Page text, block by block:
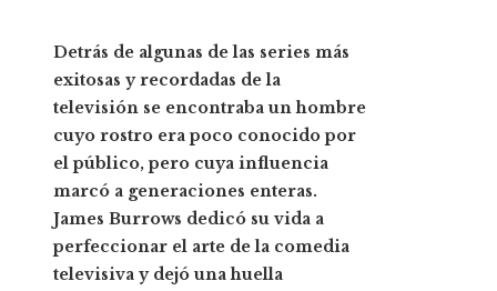
Detrás de algunas de las series más
exitosas y recordadas de la
televisión se encontraba un hombre
cuyo rostro era poco conocido por
el público, pero cuya influencia
marcó a generaciones enteras.
James Burrows dedicó su vida a
perfeccionar el arte de la comedia
televisiva y dejó una huella